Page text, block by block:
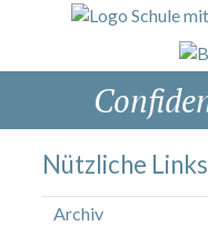
Nützliche Links
Archiv